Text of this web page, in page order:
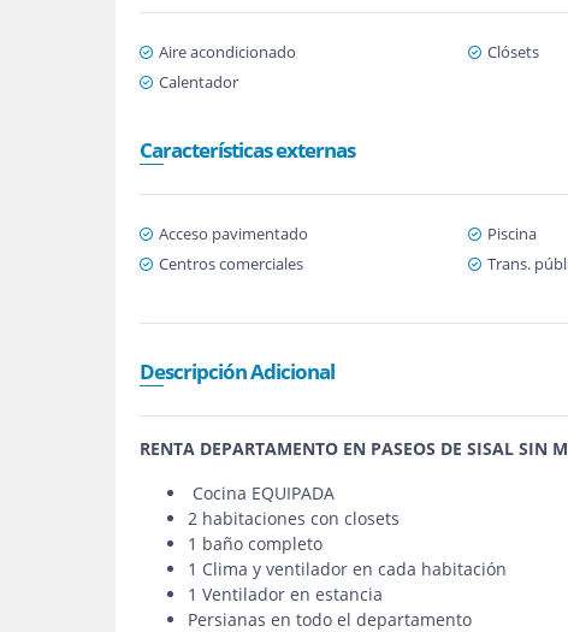
Aire acondicionado Clósets
Calentador
Características externas
Acceso pavimentado Piscina
Centros comerciales
Trans.
Descripción Adicional
RENTA DEPARTAMENTO EN PASEOS DE SISAL SIN
Cocina EQUIPADA
2 habitaciones con closets
1 baño completo
1 Clima y ventilador en cada habitación
1 Ventilador en estancia
Persianas en todo el departamento